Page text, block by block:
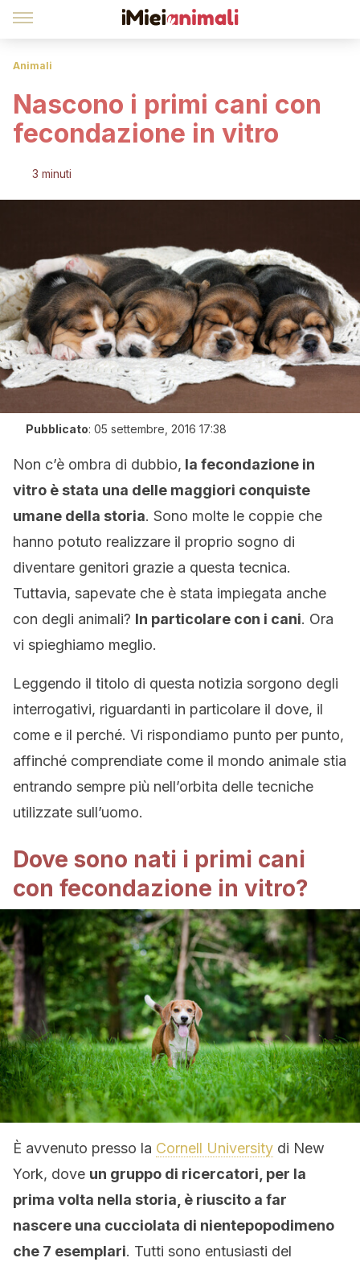
Animali
Nascono i primi cani con
fecondazione in vitro
3 minuti
Pubblicato: 05 settembre, 2016 17:38
Non c’è ombra di dubbio, la fecondazione in
vitro è stata una delle maggiori conquiste
umane della storia. Sono molte le coppie che
hanno potuto realizzare il proprio sogno di
diventare genitori grazie a questa tecnica.
Tuttavia, sapevate che è stata impiegata anche
con degli animali? In particolare con i cani. Ora
vi spieghiamo meglio.
Leggendo il titolo di questa notizia sorgono degli
interrogativi, riguardanti in particolare il dove, il
come e il perché. Vi rispondiamo punto per punto,
affinché comprendiate come il mondo animale stia
entrando sempre più nell’orbita delle tecniche
utilizzate sull’uomo.
Dove sono nati i primi cani
con fecondazione in vitro?
È avvenuto presso la Cornell University di New
York, dove un gruppo di ricercatori, per la
prima volta nella storia, è riuscito a far
nascere una cucciolata di nientepopodimeno
che 7 esemplari. Tutti sono entusiasti del